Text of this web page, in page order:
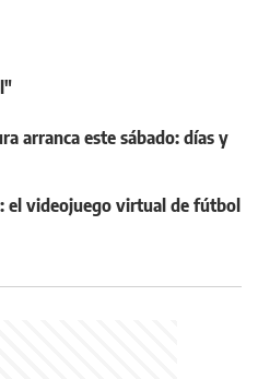
arranca este sábado: días y
el videojuego virtual de fútbol